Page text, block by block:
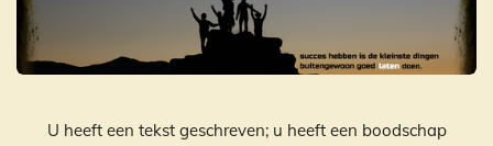
U heeft een tekst geschreven; u heeft een boodschap